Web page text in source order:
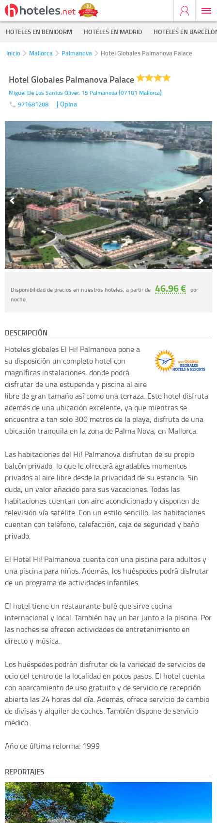
HOTELES EN BENIDORM HOTELES EN MADRID HOTELES EN
Inicio Mallorca Palmanova Hotel Globales Palmanova Palace
Hotel Globales Palmanova Palace
Miguel De Los Santos Oliver, 15 Palmanova(07181 Mallorca)
971681208 | Opina
Disponibilidad de precios en nuestros hoteles, a partir de 46.96 € por
noche.
DESCRIPCIÓN
Hoteles globales El Hi! Palmanova pone a
su disposición un completo hotel con
magníficas instalaciones, donde podrá
disfrutar de una estupenda y piscina al aire
libre de gran tamaño así como una terraza. Este hotel disfruta
además de una ubicación excelente, ya que mientras se
encuentra a tan solo 300 metros de la playa, disfruta de una
ubicación tranquila en la zona de Palma Nova, en Mallorca.
Las habitaciones del Hi! Palmanova disfrutan de su propio
balcón privado, lo que le ofrecerá agradables momentos
privados al aire libre desde la privacidad de su estancia. Sin
duda, un valor añadido para sus vacaciones. Todas las
habitaciones cuentan con aire acondicionado y disponen de
televisión vía satélite. Con un estilo sencillo, las habitaciones
cuentan con teléfono, calefacción, caja de seguridad y baño
privado.
El Hotel Hi! Palmanova cuenta con una piscina para adultos y
una piscina para niños. Además, los huéspedes podrá disfrutar
de un programa de actividades infantiles.
El hotel tiene un restaurante bufé que sirve cocina
internacional y local. También hay un bar junto a la piscina. Por
las noches se ofrecen actividades de entretenimiento en
directo y música.
Los huéspedes podrán disfrutar de la variedad de servicios de
ocio del centro de la localidad en pocos pasos. El hotel cuenta
con aparcamiento de uso gratuito y de servicio de recepción
abierta las 24 horas del día. Además, ofrece servicio de cambio
de divisas y alquiler de coches. También dispone de servicio
médico.
Año de última reforma: 1999
REPORTAJES